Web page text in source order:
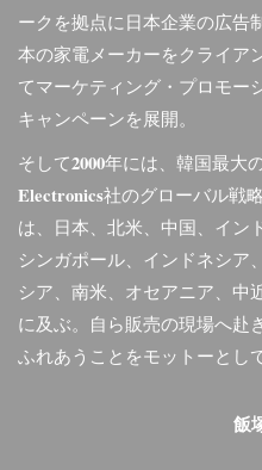
ークを拠点に日本企業の広告
本の家電メーカーをクライア
てマーケティング・プロモー
キャンペーンを展開。
そして2000年には、韓国最大
Electronics社のグローバル戦
は、日本、北米、中国、イン
シンガポール、インドネシア
シア、南米、オセアニア、中
に及ぶ。自ら販売の現場へ赴
ふれあうことをモットーとし
飯